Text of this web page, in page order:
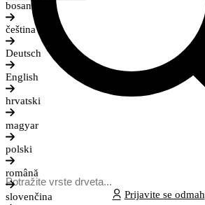
Prijavite se odmah
bosanski
čeština
Deutsch
English
hrvatski
magyar
polski
română
slovenčina